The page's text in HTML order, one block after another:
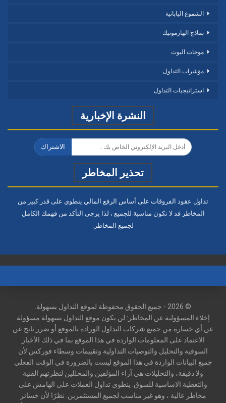
الشموع اليابانية
نماذج الهارمونيك
موجات اليوت
مؤشرات التداول
استراتيجيات التداول
النشرة الإخبارية
الاشتراك
تحذير المخاطر
تداول عقود الفروقات على أساس الرفع المالي ينطوي على قدر كبير من
المخاطر قد لا تكون مناسبة للجميع ، لذا يرجى التأكد من فهمك الكامل
لجميع المخاطر.
© 2026 - جميع الحقوق محفوظة لموقع التداول بسهولة.
إخلاء المسؤولية عن المخاطر: لن يكون موقع التداول بسهولة مسؤولة
عن أي خسارة من جميع شركات التداول الوراده بالموقع أو ضرر ناتج عن
الاعتماد على المعلومات الواردة في هذا الموقع بما في ذلك الأخبار
السوقية والتحليل والتوصيات التداولية وتقييمات وسطاء فوركس لأن
جميع البيانات الواردة في هذا الموقع ليست بالضرورة في الوقت الفعلي
ولا دقيقة، والتحليلات هي آراء المؤلفين والمحللين لنظرتهم الفنية
والتغطية الاساسية للسوق. ينطوي تداول العملات على الهامش على
مخاطر عالية ، وهو غير مناسب لجميع المستثمرين. نظرًا لأن خسائر